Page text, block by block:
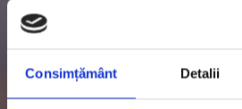
Consimțământ Detalii